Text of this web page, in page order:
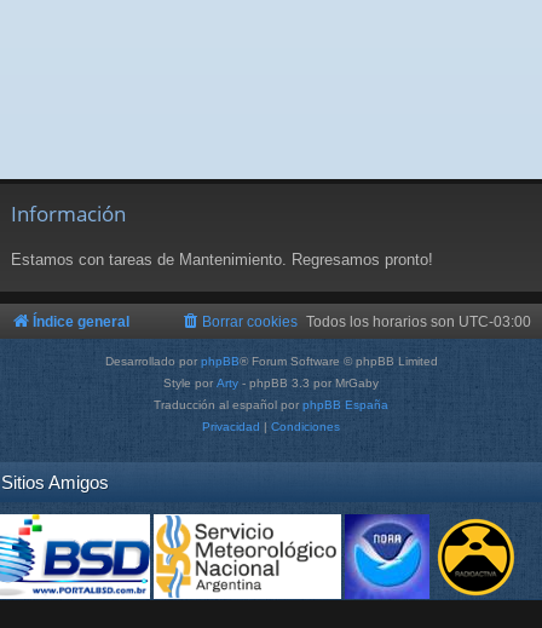
Información
Estamos con tareas de Mantenimiento. Regresamos pronto!
Índice general Todos los horarios son UTC-03:00
Borrar cookies
Desarrollado por phpBB® Forum Software © phpBB Limited
Style por Arty - phpBB 3.3 por MrGaby
Traducción al español por phpBB España
Privacidad | Condiciones
Sitios Amigos